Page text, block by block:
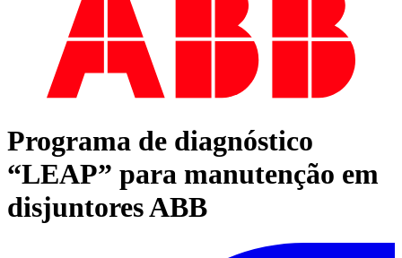
Programa de diagnóstico
“LEAP” para manutenção em
disjuntores ABB